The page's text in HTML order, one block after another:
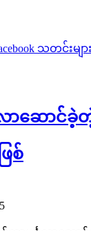
သတင်းများ
ာဆောင်ခဲ့
စ်